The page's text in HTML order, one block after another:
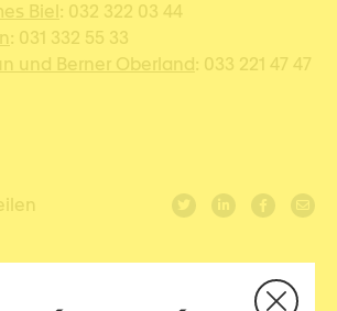
Biel : 032 322 03 44
: 031 332 55 33
und Berner Oberland: 033 221 47 47